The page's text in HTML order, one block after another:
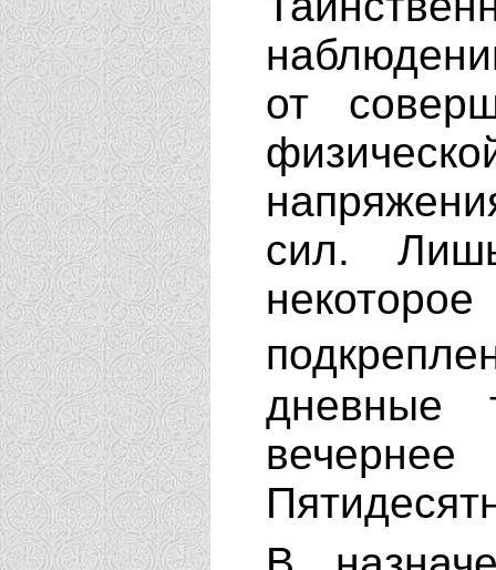
от
сил.
дневные
вечернее